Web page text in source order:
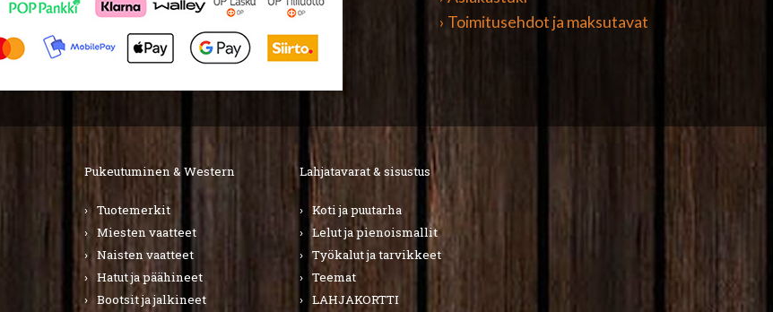
› Toimitusehdot ja maksutavat
Pukeutuminen & Western
Tuotemerkit
Miesten vaatteet
Naisten vaatteet
Hatut ja päähineet
Bootsit ja jalkineet
Lahjatavarat & sisustus
Koti ja puutarha
Lelut ja pienoismallit
Työkalut ja tarvikkeet
Teemat
LAHJAKORTTI